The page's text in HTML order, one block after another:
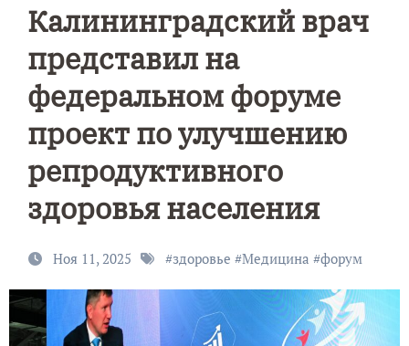
Калининградский врач
представил на
федеральном форуме
проект по улучшению
репродуктивного
здоровья населения
Ноя 11, 2025 #здоровье #Медицина #форум